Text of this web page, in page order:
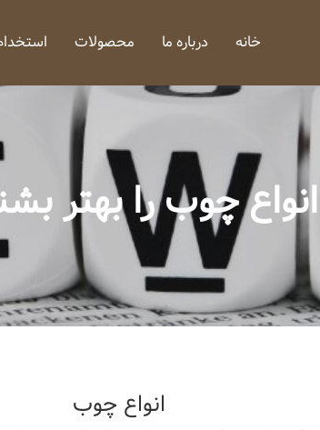
خانه درباره ما محصولات
انواع چوب را بهتر
انواع چوب